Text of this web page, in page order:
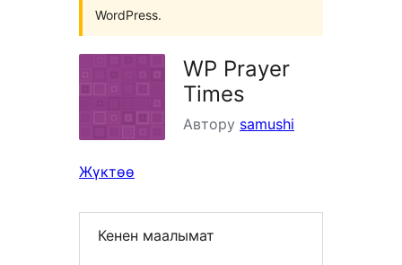
WordPress.
WP Prayer
Times
Автору samushi
Жүктөө
Кенен маалымат